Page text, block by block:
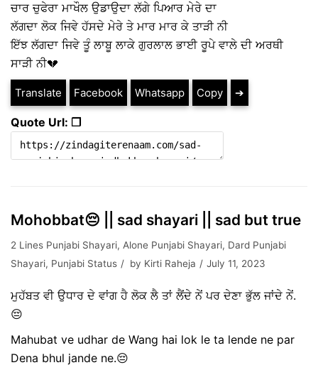
ਚਾਰ ਚੁਫੇਰਾ ਮਾਖੌਲ ਉਡਾਉਦਾ ਲੱਗੇ ਪਿਆਰ ਮੇਰੇ ਦਾ
ਲੱਗਦਾ ਲੋਕ ਜਿਵੇ ਹੱਸਦੇ ਮੇਰੇ ਤੇ ਮਾਰ ਮਾਰ ਕੇ ਤਾੜੀ ਨੀ
ਇੱਝ ਲੱਗਦਾ ਜਿਵੇ ਤੂੰ ਲਾਬੂ ਲਾਕੇ ਗੁਰਲਾਲ ਭਾਈ ਰੂਪੇ ਵਾਲੇ ਦੀ ਅਰਥੀ
ਸਾੜੀ ਨੀ💔
Translate Facebook Whatsapp Copy ➔
Quote Url: ❐
Mohobbat😔 || sad shayari || sad but true
2 Lines Punjabi Shayari, Alone Punjabi Shayari, Dard Punjabi
Shayari, Punjabi Status by Kirti Raheja July 11, 2023
ਮੁਹੱਬਤ ਵੀ ਉਧਾਰ ਦੇ ਵਾਂਗ ਹੈ ਲੋਕ ਲੈ ਤਾਂ ਲੈਂਦੇ ਨੇਂ ਪਰ ਦੇਣਾ ਭੁੱਲ ਜਾਂਦੇ ਨੇਂ.
😔
Mahubat ve udhar de Wang hai lok le ta lende ne par
Dena bhul jande ne.😔